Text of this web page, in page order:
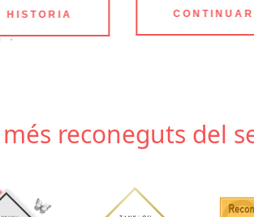
HISTORIA
reconeguts del